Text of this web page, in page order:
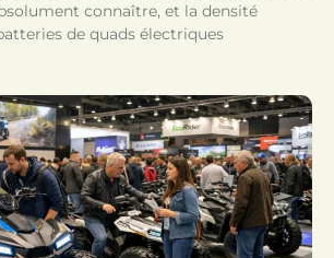
connaître, et la densité
de quads électriques